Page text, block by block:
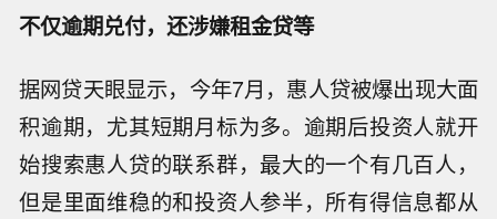
不仅逾期兑付，还涉嫌租金贷等
据网贷天眼显示，今年7月，惠人贷被爆出现大面
积逾期，尤其短期月标为多。逾期后投资人就开
始搜索惠人贷的联系群，最大的一个有几百人，
但是里面维稳的和投资人参半，所有得信息都从